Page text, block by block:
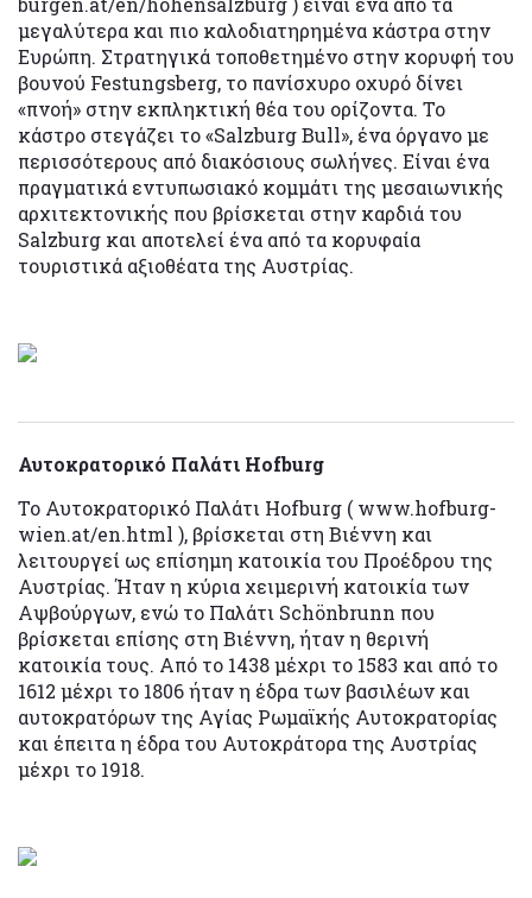
μεγαλύτερα και πιο καλοδιατηρημένα κάστρα στην
Ευρώπη. Στρατηγικά τοποθετημένο στην κορυφή του
βουνού Festungsberg, το πανίσχυρο οχυρό δίνει
«πνοή» στην εκπληκτική θέα του ορίζοντα. Το
κάστρο στεγάζει το «Salzburg Bull», ένα όργανο με
περισσότερους από διακόσιους σωλήνες. Είναι ένα
πραγματικά εντυπωσιακό κομμάτι της μεσαιωνικής
αρχιτεκτονικής που βρίσκεται στην καρδιά του
Salzburg και αποτελεί ένα από τα κορυφαία
τουριστικά αξιοθέατα της Αυστρίας.
Αυτοκρατορικό Παλάτι Hofburg
Το Αυτοκρατορικό Παλάτι Hofburg ( www.hofburg-
wien.at/en.html ), βρίσκεται στη Βιέννη και
λειτουργεί ως επίσημη κατοικία του Προέδρου της
Αυστρίας. Ήταν η κύρια χειμερινή κατοικία των
Αψβούργων, ενώ το Παλάτι Schönbrunn που
βρίσκεται επίσης στη Βιέννη, ήταν η θερινή
κατοικία τους. Από το 1438 μέχρι το 1583 και από το
1612 μέχρι το 1806 ήταν η έδρα των βασιλέων και
αυτοκρατόρων της Αγίας Ρωμαϊκής Αυτοκρατορίας
και έπειτα η έδρα του Αυτοκράτορα της Αυστρίας
μέχρι το 1918.